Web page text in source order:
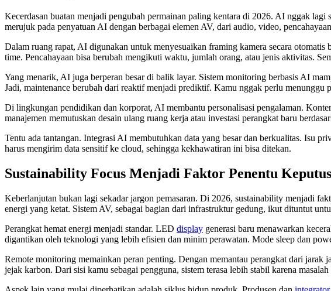
Kecerdasan buatan menjadi pengubah permainan paling kentara di 2026. AI nggak
merujuk pada penyatuan AI dengan berbagai elemen AV, dari audio, video,
Dalam ruang rapat, AI digunakan untuk menyesuaikan framing kamera secara otomatis
time. Pencahayaan bisa berubah mengikuti waktu, jumlah orang, atau jenis aktivitas.
Yang menarik, AI juga berperan besar di balik layar. Sistem monitoring berbasis AI
Jadi, maintenance berubah dari reaktif menjadi prediktif. Kamu nggak perlu menunggu
Di lingkungan pendidikan dan korporat, AI membantu personalisasi pengalaman.
manajemen memutuskan desain ulang ruang kerja atau investasi perangkat baru
Tentu ada tantangan. Integrasi AI membutuhkan data yang besar dan berkualitas. Isu
harus mengirim data sensitif ke cloud, sehingga kekhawatiran ini bisa ditekan.
Sustainability Focus Menjadi Faktor Penentu
Keberlanjutan bukan lagi sekadar jargon pemasaran. Di 2026, sustainability menjadi
energi yang ketat. Sistem AV, sebagai bagian dari infrastruktur gedung, ikut dituntut
Perangkat hemat energi menjadi standar. LED display generasi baru menawarkan
digantikan oleh teknologi yang lebih efisien dan minim perawatan. Mode sleep dan
Remote monitoring memainkan peran penting. Dengan memantau perangkat dari
jejak karbon. Dari sisi kamu sebagai pengguna, sistem terasa lebih stabil karena